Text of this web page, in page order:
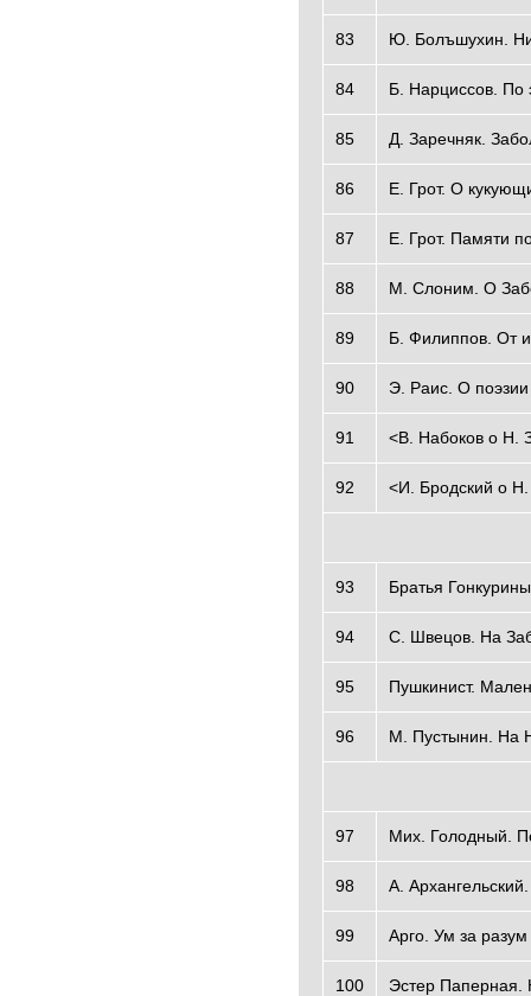
83 Ю. Болъшухин.
84 Б. Нарциссов. По
85 Д. Заречняк.
86 Е. Грот. О
87 Е. Грот. Памяти
88 М. Слоним. О
89 Б. Филиппов. От
90 Э. Раис. О
91 <В. Набоков о Н.
92 <И. Бродский о
93 Братья
94 С. Швецов. На
95 Пушкинист.
96 М. Пустынин. На
97 Mиx. Голодный.
98 А.
99 Арго. Ум за разум
100 Эстер Паперная.